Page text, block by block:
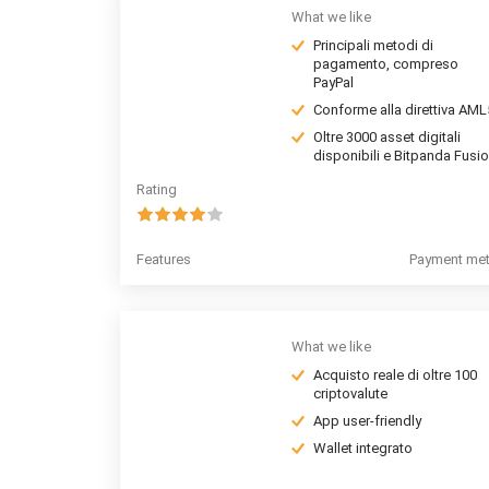
Rating
What we like
Principali metodi di
pagamento, compreso
PayPal
Conforme alla direttiva
Oltre 3000 asset digitali
disponibili e Bitpanda
Features Payment
What we like
Acquisto reale di oltre 100
criptovalute
App user-friendly
Wallet integrato